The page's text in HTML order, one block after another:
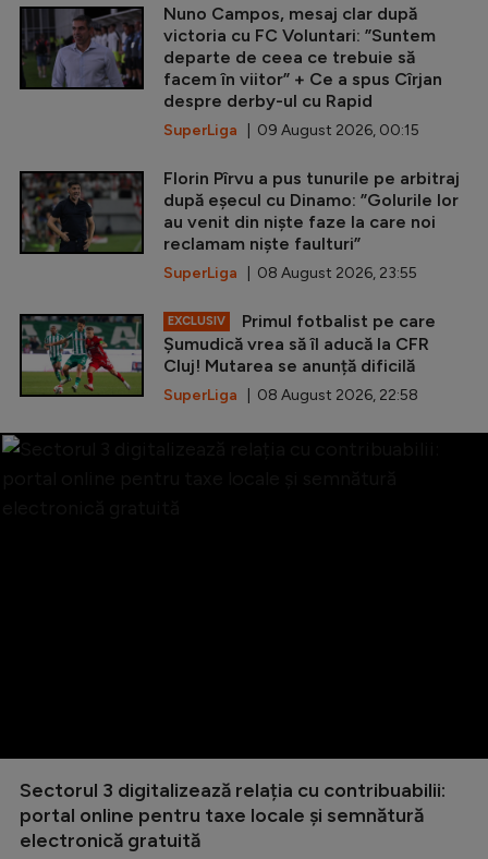
Nuno Campos, mesaj clar după
victoria cu FC Voluntari: ”Suntem
departe de ceea ce trebuie să
facem în viitor” + Ce a spus Cîrjan
despre derby-ul cu Rapid
SuperLiga | 09 August 2026, 00:15
Florin Pîrvu a pus tunurile pe arbitraj
după eșecul cu Dinamo: ”Golurile lor
au venit din niște faze la care noi
reclamam niște faulturi”
SuperLiga | 08 August 2026, 23:55
EXCLUSIV
Primul fotbalist pe care
Șumudică vrea să îl aducă la CFR
Cluj! Mutarea se anunță dificilă
SuperLiga | 08 August 2026, 22:58
Sectorul 3 digitalizează relația cu contribuabilii:
portal online pentru taxe locale și semnătură
electronică gratuită